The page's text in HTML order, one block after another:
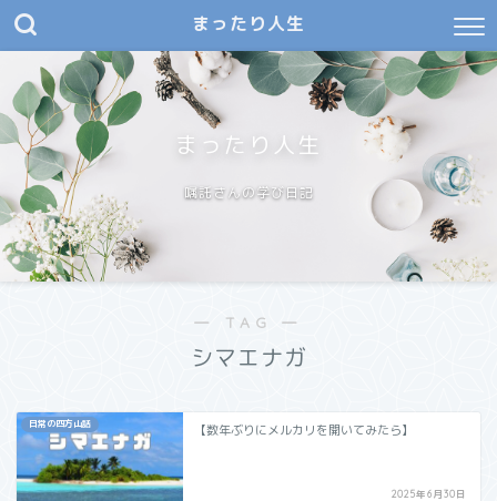
まったり人生
まったり人生
嘱託さんの学び日記
― TAG ―
シマエナガ
日常の四方山話 【数年ぶりにメルカリを開いてみたら】
2025年6月30日